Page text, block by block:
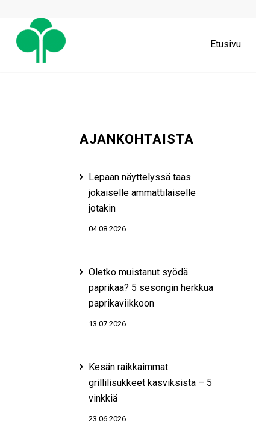
Etusivu
AJANKOHTAISTA
Lepaan näyttelyssä taas
jokaiselle ammattilaiselle
jotakin
04.08.2026
Oletko muistanut syödä
paprikaa? 5 sesongin herkkua
paprikaviikkoon
13.07.2026
Kesän raikkaimmat
grillilisukkeet kasviksista – 5
vinkkiä
23.06.2026